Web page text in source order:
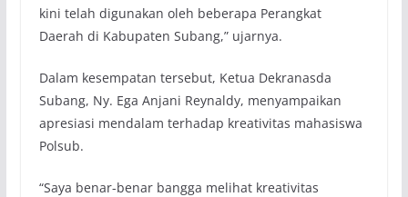
kini telah digunakan oleh beberapa Perangkat
Daerah di Kabupaten Subang,” ujarnya.
Dalam kesempatan tersebut, Ketua Dekranasda
Subang, Ny. Ega Anjani Reynaldy, menyampaikan
apresiasi mendalam terhadap kreativitas mahasiswa
Polsub.
“Saya benar-benar bangga melihat kreativitas